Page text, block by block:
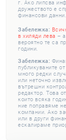
г. Ако липсва
дружеството е
финансови данни.
Забележка:
в хиляди лева –
вероятно те са
години.
Забележка:
публикуваните
много редки
или неточно
вътрешни
редактор. Това
които всяка
ние поправяме
компании. Ако
или в други
ескалираме